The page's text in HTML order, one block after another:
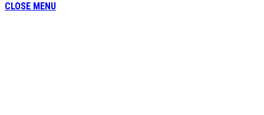
CLOSE MENU